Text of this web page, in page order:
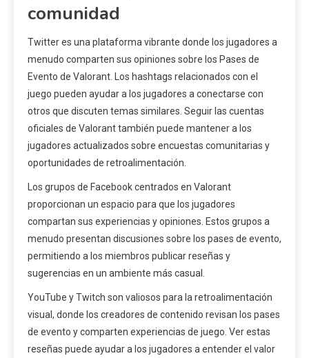
comunidad
Twitter es una plataforma vibrante donde los jugadores a
menudo comparten sus opiniones sobre los Pases de
Evento de Valorant. Los hashtags relacionados con el
juego pueden ayudar a los jugadores a conectarse con
otros que discuten temas similares. Seguir las cuentas
oficiales de Valorant también puede mantener a los
jugadores actualizados sobre encuestas comunitarias y
oportunidades de retroalimentación.
Los grupos de Facebook centrados en Valorant
proporcionan un espacio para que los jugadores
compartan sus experiencias y opiniones. Estos grupos a
menudo presentan discusiones sobre los pases de evento,
permitiendo a los miembros publicar reseñas y
sugerencias en un ambiente más casual.
YouTube y Twitch son valiosos para la retroalimentación
visual, donde los creadores de contenido revisan los pases
de evento y comparten experiencias de juego. Ver estas
reseñas puede ayudar a los jugadores a entender el valor